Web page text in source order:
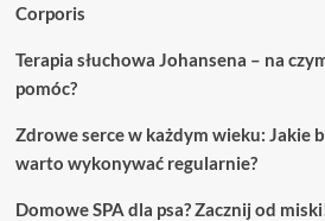
Corporis
Terapia słuchowa Johansena – na
pomóc?
Zdrowe serce w każdym wieku: Jakie
warto wykonywać regularnie?
Domowe SPA dla psa? Zacznij od